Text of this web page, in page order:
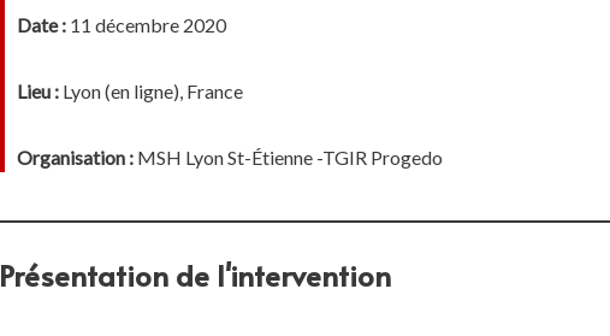
Date :11 décembre 2020
Lieu :Lyon (en ligne), France
Organisation :MSH Lyon St-Étienne -TGIR Progedo
Présentation de l'intervention